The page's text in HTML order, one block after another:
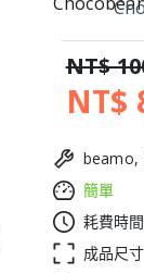
NT$
NT$
beamo,
簡單
耗費時
成品尺